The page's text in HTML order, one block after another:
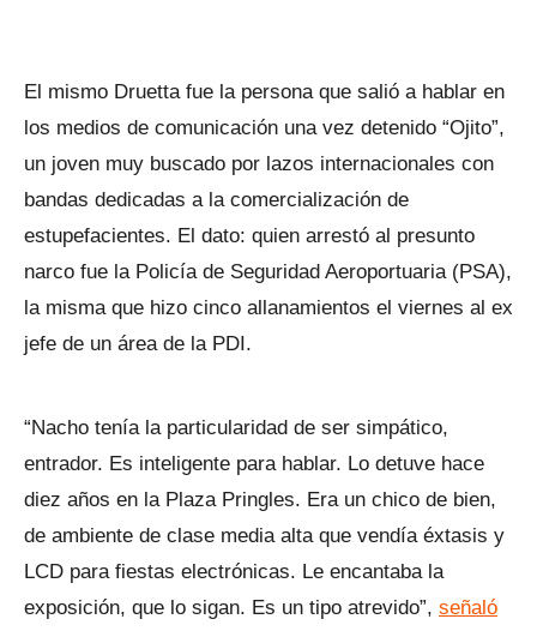
El mismo Druetta fue la persona que salió a hablar en
los medios de comunicación una vez detenido “Ojito”,
un joven muy buscado por lazos internacionales con
bandas dedicadas a la comercialización de
estupefacientes. El dato: quien arrestó al presunto
narco fue la Policía de Seguridad Aeroportuaria (PSA),
la misma que hizo cinco allanamientos el viernes al ex
jefe de un área de la PDI.
“Nacho tenía la particularidad de ser simpático,
entrador. Es inteligente para hablar. Lo detuve hace
diez años en la Plaza Pringles. Era un chico de bien,
de ambiente de clase media alta que vendía éxtasis y
LCD para fiestas electrónicas. Le encantaba la
exposición, que lo sigan. Es un tipo atrevido”, señaló